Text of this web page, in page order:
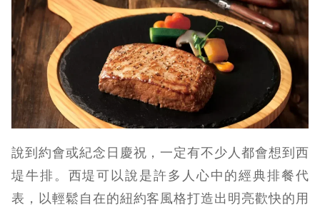
說到約會或紀念日慶祝，一定有不少人都會想到西
堤牛排。西堤可以說是許多人心中的經典排餐代
表，以輕鬆自在的紐約客風格打造出明亮歡快的用